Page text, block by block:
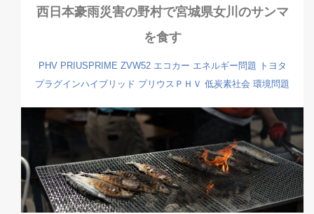
西日本豪雨災害の野村で宮城県女川のサンマ
を食す
PHV PRIUSPRIME ZVW52 エコカー エネルギー問題 トヨタ
プラグインハイブリッド プリウスＰＨＶ 低炭素社会 環境問題